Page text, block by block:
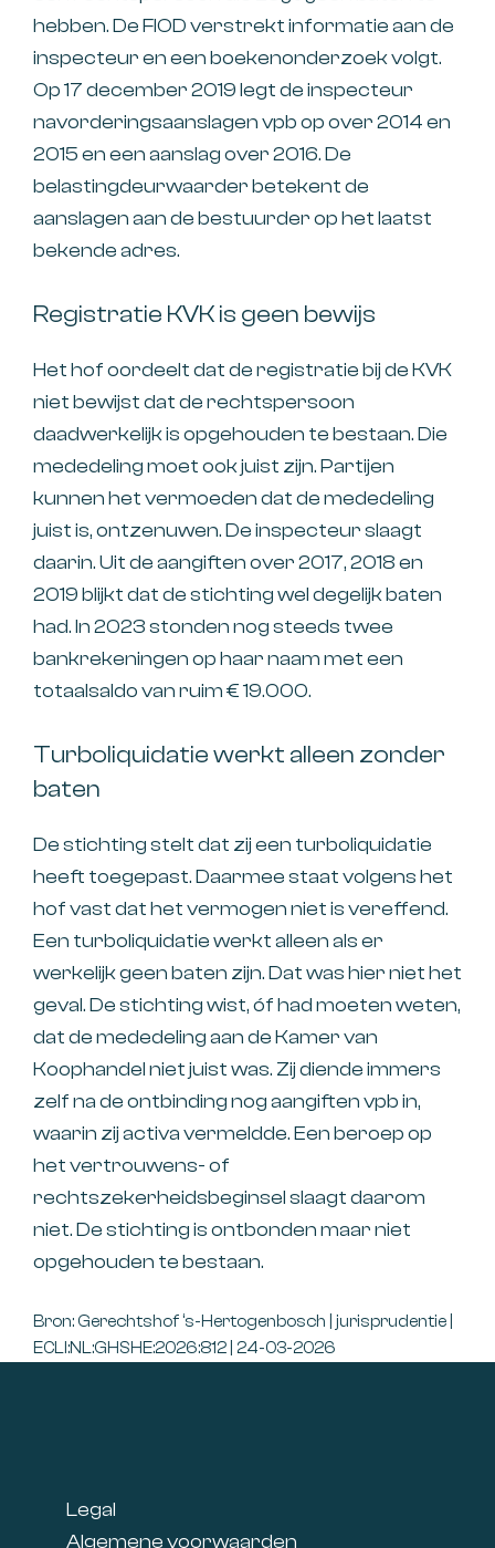
hebben. De FIOD verstrekt informatie aan de
inspecteur en een boekenonderzoek volgt.
Op 17 december 2019 legt de inspecteur
navorderingsaanslagen vpb op over 2014 en
2015 en een aanslag over 2016. De
belastingdeurwaarder betekent de
aanslagen aan de bestuurder op het laatst
bekende adres.
Registratie KVK is geen bewijs
Het hof oordeelt dat de registratie bij de KVK
niet bewijst dat de rechtspersoon
daadwerkelijk is opgehouden te bestaan. Die
mededeling moet ook juist zijn. Partijen
kunnen het vermoeden dat de mededeling
juist is, ontzenuwen. De inspecteur slaagt
daarin. Uit de aangiften over 2017, 2018 en
2019 blijkt dat de stichting wel degelijk baten
had. In 2023 stonden nog steeds twee
bankrekeningen op haar naam met een
totaalsaldo van ruim € 19.000.
Turboliquidatie werkt alleen zonder
baten
De stichting stelt dat zij een turboliquidatie
heeft toegepast. Daarmee staat volgens het
hof vast dat het vermogen niet is vereffend.
Een turboliquidatie werkt alleen als er
werkelijk geen baten zijn. Dat was hier niet het
geval. De stichting wist, óf had moeten weten,
dat de mededeling aan de Kamer van
Koophandel niet juist was. Zij diende immers
zelf na de ontbinding nog aangiften vpb in,
waarin zij activa vermeldde. Een beroep op
het vertrouwens- of
rechtszekerheidsbeginsel slaagt daarom
niet. De stichting is ontbonden maar niet
opgehouden te bestaan.
Bron: Gerechtshof ‘s-Hertogenbosch | jurisprudentie |
ECLI:NL:GHSHE:2026:812 | 24-03-2026
Legal
Algemene voorwaarden